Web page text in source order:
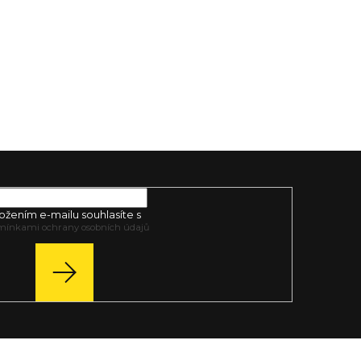
e-mailu souhlasíte s
ochrany osobních údajů
PŘIHLÁSIT
SE